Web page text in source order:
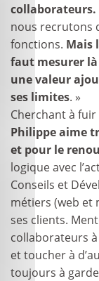
collaborateurs.
nous recrutons
fonctions. Mais
faut mesurer
une valeur
ses limites. »
Cherchant à fuir
Philippe aime
et pour le
logique avec
Conseils et
métiers (web et
ses clients.
collaborateurs
et toucher à
toujours à